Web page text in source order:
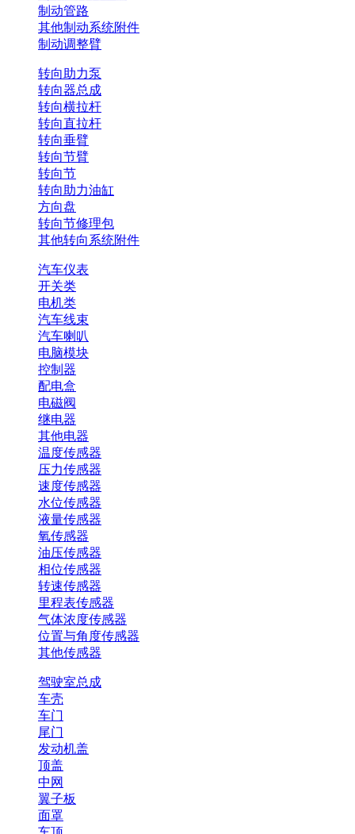
制动管路
其他制动系统附件
制动调整臂
转向助力泵
转向器总成
转向横拉杆
转向直拉杆
转向垂臂
转向节臂
转向节
转向助力油缸
方向盘
转向节修理包
其他转向系统附件
汽车仪表
开关类
电机类
汽车线束
汽车喇叭
电脑模块
控制器
配电盒
电磁阀
继电器
其他电器
温度传感器
压力传感器
速度传感器
水位传感器
液量传感器
氧传感器
油压传感器
相位传感器
转速传感器
里程表传感器
气体浓度传感器
位置与角度传感器
其他传感器
驾驶室总成
车壳
车门
尾门
发动机盖
顶盖
中网
翼子板
面罩